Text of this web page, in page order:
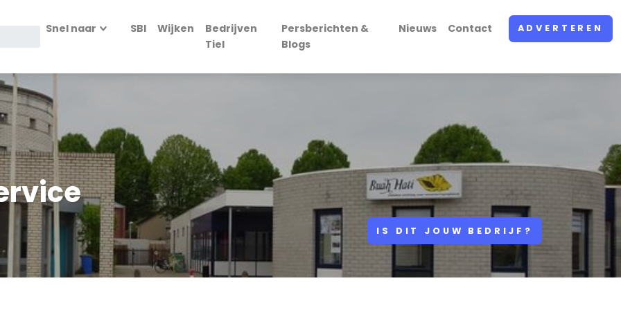
Snel naar SBI Wijken
Bedrijven
Tiel
Persberichten &
Blogs
Nieuws Contact ADVERTEREN
IS DIT JOUW BEDRIJF?